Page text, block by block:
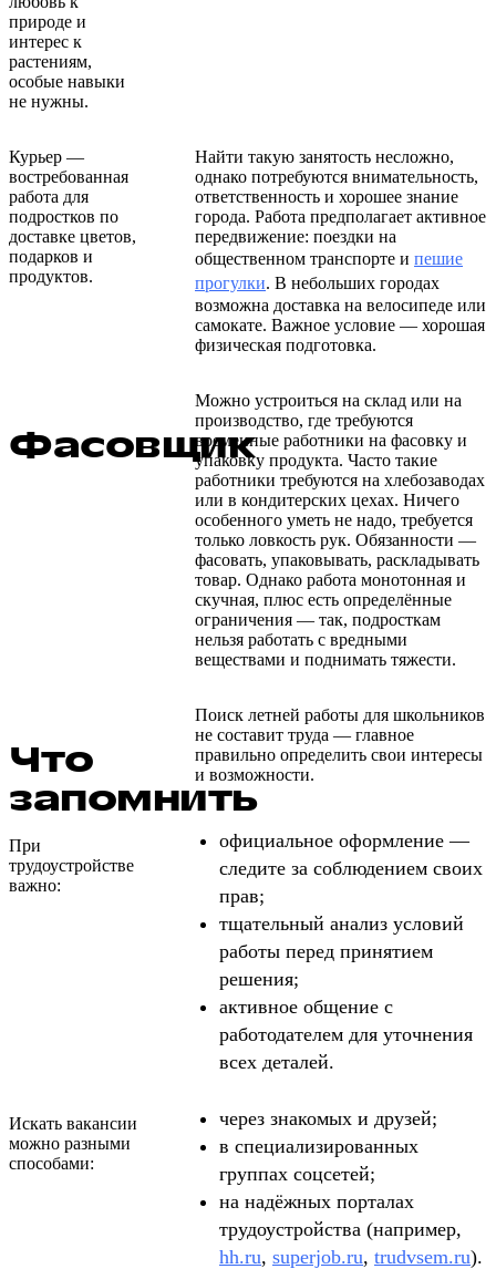
природе и
интерес к
растениям,
особые навыки
не нужны.
Курьер —
востребованная
работа для
подростков по
доставке цветов,
подарков и
продуктов.
Найти такую занятость несложно,
однако потребуются внимательность,
ответственность и хорошее знание
города. Работа предполагает активное
передвижение: поездки на
общественном транспорте и пешие
прогулки. В небольших городах
возможна доставка на велосипеде или
самокате. Важное условие — хорошая
физическая подготовка.
Фасовщик
Можно устроиться на склад или на
производство, где требуются
временные работники на фасовку и
упаковку продукта. Часто такие
работники требуются на хлебозаводах
или в кондитерских цехах. Ничего
особенного уметь не надо, требуется
только ловкость рук. Обязанности —
фасовать, упаковывать, раскладывать
товар. Однако работа монотонная и
скучная, плюс есть определённые
ограничения — так, подросткам
нельзя работать с вредными
веществами и поднимать тяжести.
Что
запомнить
Поиск летней работы для школьников
не составит труда — главное
правильно определить свои интересы
и возможности.
При
трудоустройстве
важно:
официальное оформление —
следите за соблюдением своих
прав;
тщательный анализ условий
работы перед принятием
решения;
активное общение с
работодателем для уточнения
всех деталей.
Искать вакансии
можно разными
способами:
через знакомых и друзей;
в специализированных
группах соцсетей;
на надёжных порталах
трудоустройства (например,
hh.ru, superjob.ru, trudvsem.ru).